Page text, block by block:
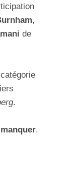
,
de
.
.